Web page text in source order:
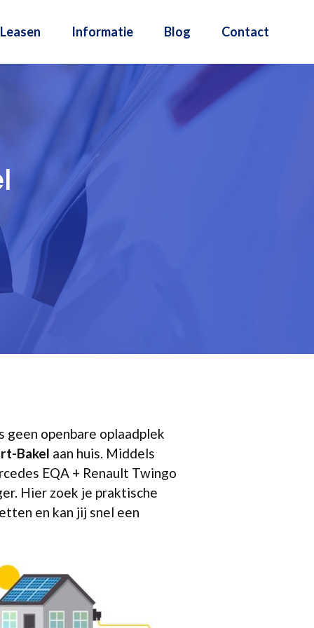
Leasen Informatie Blog Contact
openbare oplaadplek
Bakel aan huis. Middels
EQA + Renault Twingo
Hier zoek je praktische
en kan jij snel een